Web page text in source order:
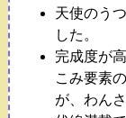
天使のう
した。
完成度が
こみ要素
が、わん